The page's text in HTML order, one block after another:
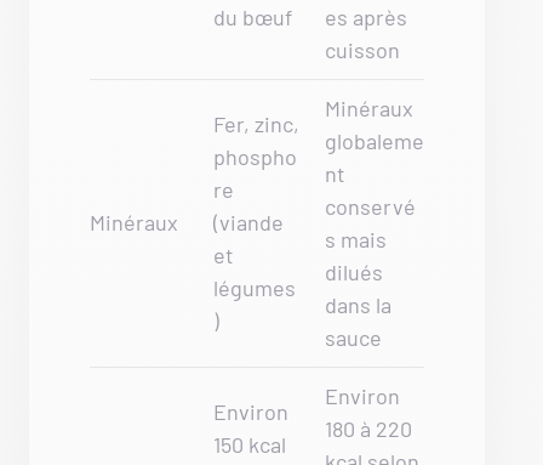
du bœuf
es après
cuisson
Minéraux
Fer, zinc,
phospho
re
(viande
et
légumes
)
Minéraux
globaleme
nt
conservé
s mais
dilués
dans la
sauce
Environ
150 kcal
Environ
180 à 220